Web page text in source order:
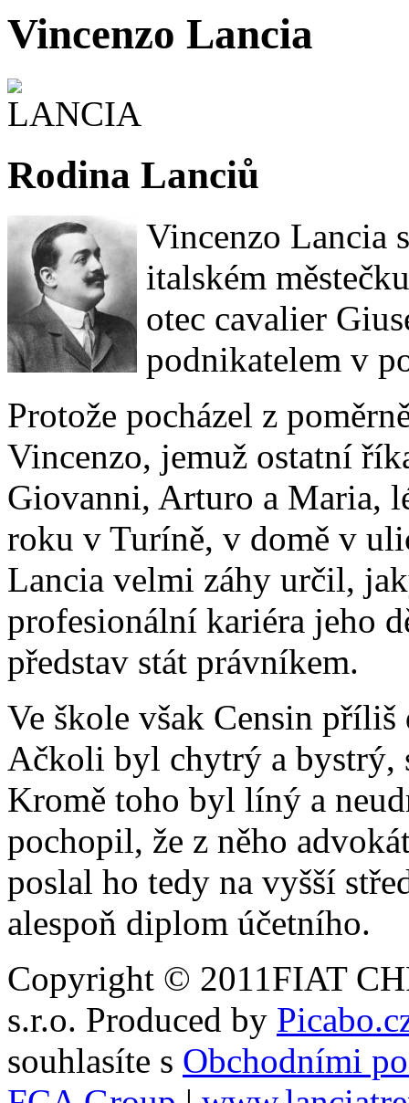
Vincenzo Lancia
Rodina Lanciů
Vincenzo Lancia
italském
otec cavalier
podnikatelem v
Protože pocházel z
Vincenzo, jemuž ostatní
Giovanni, Arturo a Maria,
roku v Turíně, v domě v
Lancia velmi záhy určil,
profesionální kariéra jeho
představ stát právníkem.
Ve škole však Censin
Ačkoli byl chytrý a bystrý,
Kromě toho byl líný a
pochopil, že z něho
poslal ho tedy na vyšší
alespoň diplom účetního.
Copyright © 2011FIAT
s.r.o. Produced by
souhlasíte s Obchodními